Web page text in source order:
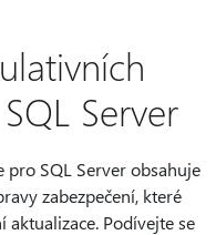
Server
pro SQL Server obsahuje
zabezpečení, které
Podívejte se